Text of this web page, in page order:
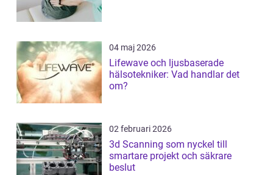
04 maj 2026
Lifewave och ljusbaserade
hälsotekniker: Vad handlar det
om?
02 februari 2026
3d Scanning som nyckel till
smartare projekt och säkrare
beslut